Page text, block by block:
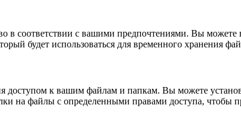
в соответствии с вашими предпочтениями. Вы
будет использоваться для временного хранения
доступом к вашим файлам и папкам. Вы можете
на файлы с определенными правами доступа, чтобы